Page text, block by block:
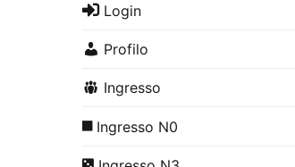
Login
Profilo
Ingresso
Ingresso N0